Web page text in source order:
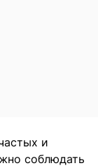
и
соблюдать